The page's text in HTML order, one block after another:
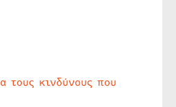
τους κινδύνους που